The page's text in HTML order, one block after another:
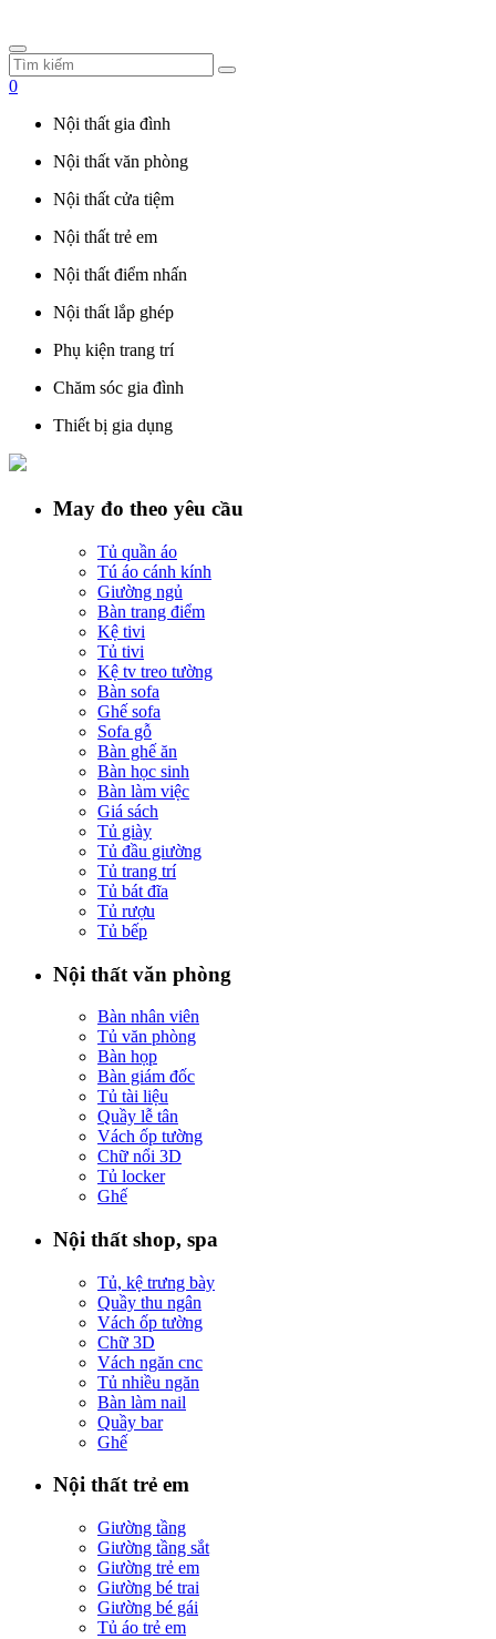
0
Nội thất gia đình
Nội thất văn phòng
Nội thất cửa tiệm
Nội thất trẻ em
Nội thất điểm nhấn
Nội thất lắp ghép
Phụ kiện trang trí
Chăm sóc gia đình
Thiết bị gia dụng
May đo theo yêu cầu
Tủ quần áo
Tú áo cánh kính
Giường ngủ
Bàn trang điểm
Kệ tivi
Tủ tivi
Kệ tv treo tường
Bàn sofa
Ghế sofa
Sofa gỗ
Bàn ghế ăn
Bàn học sinh
Bàn làm việc
Giá sách
Tủ giày
Tủ đầu giường
Tủ trang trí
Tủ bát đĩa
Tủ rượu
Tủ bếp
Nội thất văn phòng
Bàn nhân viên
Tủ văn phòng
Bàn họp
Bàn giám đốc
Tủ tài liệu
Quầy lễ tân
Vách ốp tường
Chữ nổi 3D
Tủ locker
Ghế
Nội thất shop, spa
Tủ, kệ trưng bày
Quầy thu ngân
Vách ốp tường
Chữ 3D
Vách ngăn cnc
Tủ nhiều ngăn
Bàn làm nail
Quầy bar
Ghế
Nội thất trẻ em
Giường tầng
Giường tầng sắt
Giường trẻ em
Giường bé trai
Giường bé gái
Tủ áo trẻ em